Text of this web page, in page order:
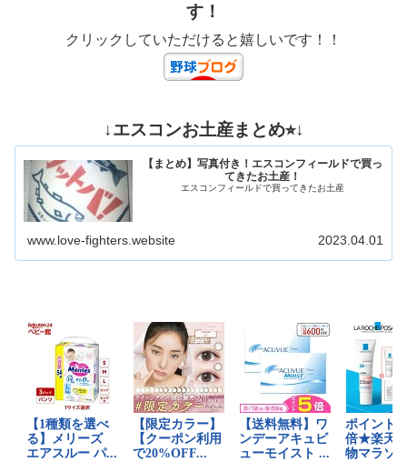
す！
クリックしていただけると嬉しいです！！
↓エスコンお土産まとめ⭐︎↓
【まとめ】写真付き！エスコンフィールドで買っ
てきたお土産！
エスコンフィールドで買ってきたお土産
www.love-fighters.website 2023.04.01